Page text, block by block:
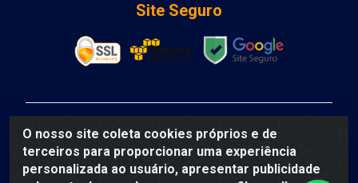
O nosso site coleta cookies próprios e de
terceiros para proporcionar uma experiência
personalizada ao usuário, apresentar publicidade
Site Seguro
DCA DISTRIBUIDORA DE COSMETICOS LTDA - AV
DEPUTADO LUIS EDUARDO MAGALHAES, Humildes,
Feira de Santana/BA - CEP 44135-000 - CNPJ:
31.912.909/0001-40